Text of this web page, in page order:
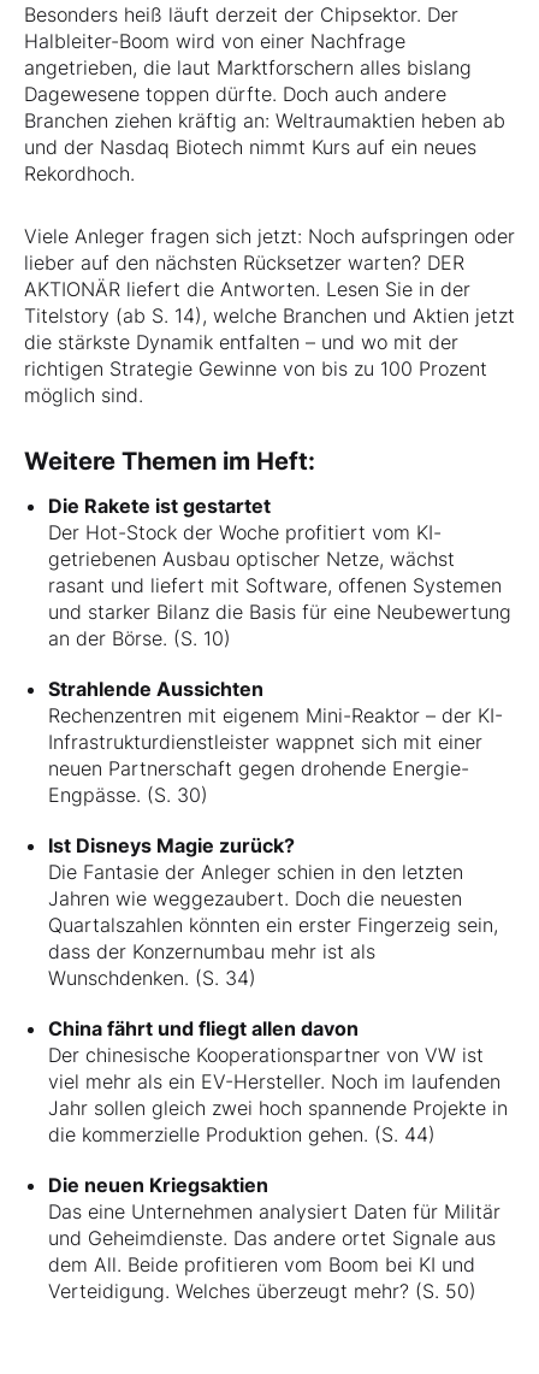
Besonders heiß läuft derzeit der Chipsektor. Der
Halbleiter-Boom wird von einer Nachfrage
angetrieben, die laut Marktforschern alles bislang
Dagewesene toppen dürfte. Doch auch andere
Branchen ziehen kräftig an: Weltraumaktien heben ab
und der Nasdaq Biotech nimmt Kurs auf ein neues
Rekordhoch.
Viele Anleger fragen sich jetzt: Noch aufspringen oder
lieber auf den nächsten Rücksetzer warten? DER
AKTIONÄR liefert die Antworten. Lesen Sie in der
Titelstory (ab S. 14), welche Branchen und Aktien jetzt
die stärkste Dynamik entfalten – und wo mit der
richtigen Strategie Gewinne von bis zu 100 Prozent
möglich sind.
Weitere Themen im Heft:
Die Rakete ist gestartet
Der Hot-Stock der Woche profitiert vom KI-
getriebenen Ausbau optischer Netze, wächst
rasant und liefert mit Software, offenen Systemen
und starker Bilanz die Basis für eine Neubewertung
an der Börse. (S. 10)
Strahlende Aussichten
Rechenzentren mit eigenem Mini-Reaktor – der KI-
Infrastrukturdienstleister wappnet sich mit einer
neuen Partnerschaft gegen drohende Energie-
Engpässe. (S. 30)
Ist Disneys Magie zurück?
Die Fantasie der Anleger schien in den letzten
Jahren wie weggezaubert. Doch die neuesten
Quartalszahlen könnten ein erster Fingerzeig sein,
dass der Konzernumbau mehr ist als
Wunschdenken. (S. 34)
China fährt und fliegt allen davon
Der chinesische Kooperationspartner von VW ist
viel mehr als ein EV-Hersteller. Noch im laufenden
Jahr sollen gleich zwei hoch spannende Projekte in
die kommerzielle Produktion gehen. (S. 44)
Die neuen Kriegsaktien
Das eine Unternehmen analysiert Daten für Militär
und Geheimdienste. Das andere ortet Signale aus
dem All. Beide profitieren vom Boom bei KI und
Verteidigung. Welches überzeugt mehr? (S. 50)